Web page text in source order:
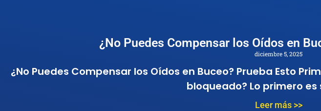
¿No Puedes Compensar los Oídos en
diciembre 5, 2025
¿No Puedes Compensar los Oídos en Buceo? Prueba Esto
bloqueado? Lo primero es
Leer más >>